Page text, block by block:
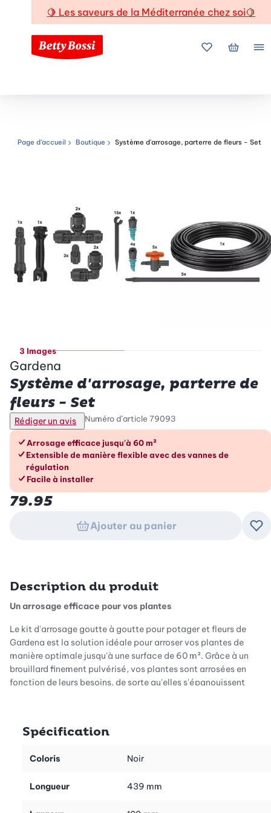
🍋 Les saveurs de la Méditerranée chez soi🍋
Mes favoris
Mon
Chemin de navigation
Page d’accueil Boutique Système d'arrosage, parterre de fleurs - Set
3 Images
Gardena
Système d'arrosage, parterre de
fleurs - Set
Rédiger un avis Numéro d’article 79093
Les avantages en un coup d’œil
Arrosage efficace jusqu'à 60 m²
Extensible de manière flexible avec des vannes de
régulation
Facile à installer
79.95
Ajouter au panier
Description du produit
Un arrosage efficace pour vos plantes
Le kit d'arrosage goutte à goutte pour potager et fleurs de
Gardena est la solution idéale pour arroser vos plantes de
manière optimale jusqu'à une surface de 60 m². Grâce à un
brouillard finement pulvérisé, vos plantes sont arrosées en
fonction de leurs besoins, de sorte qu'elles s'épanouissent
Prêt à l'emploi et évolutif
L'installation facile vous permet de commencer
étapes. Les tubes d'extension et les buses de pulvérisation
Spécification
Coloris Noir
Longueur 439 mm